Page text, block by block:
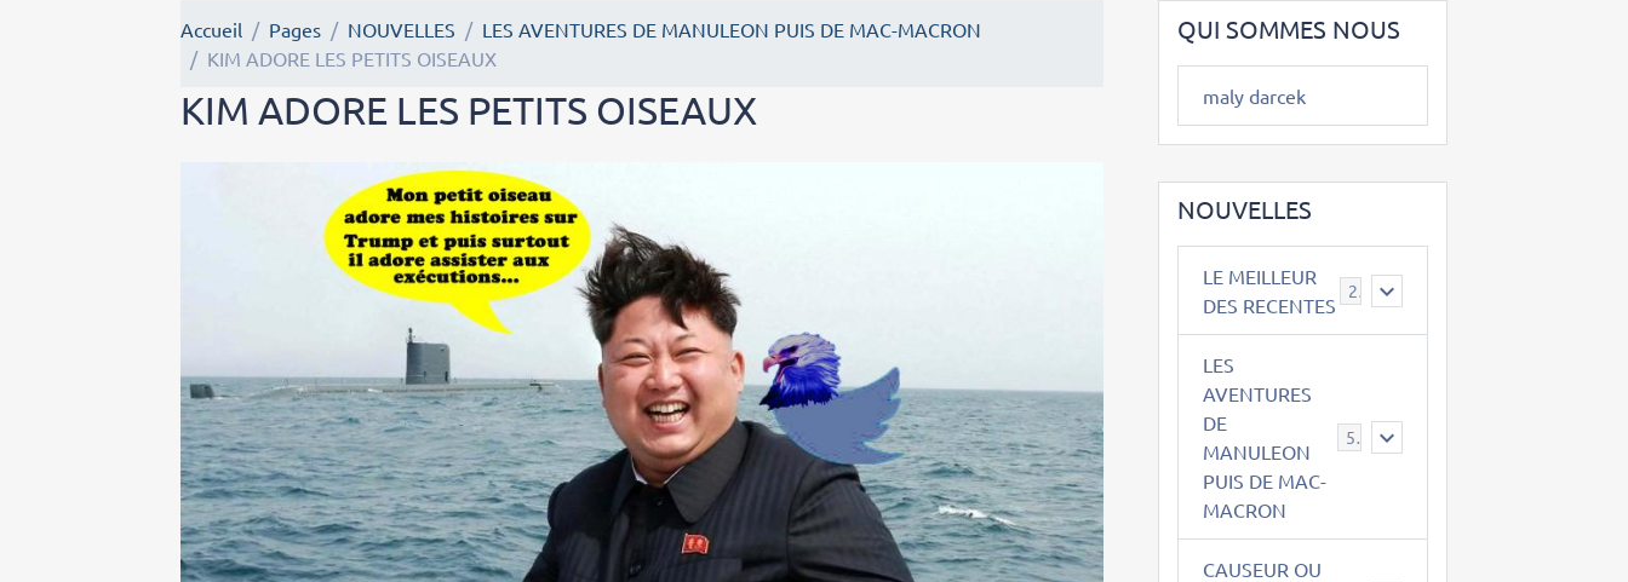
Accueil Pages NOUVELLES
LES AVENTURES DE MANULEON PUIS DE MAC-MACRON
KIM ADORE LES PETITS OISEAUX
KIM ADORE LES PETITS OISEAUX
QUI SOMMES NOUS
maly darcek
NOUVELLES
LE MEILLEUR
DES RECENTES
2
LES
AVENTURES
DE
MANULEON
PUIS DE MAC-
MACRON
543
CAUSEUR OU